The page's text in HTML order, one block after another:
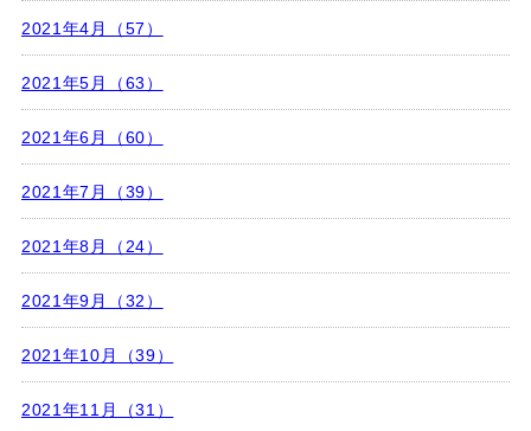
2021年4月（57）
2021年5月（63）
2021年6月（60）
2021年7月（39）
2021年8月（24）
2021年9月（32）
2021年10月（39）
2021年11月（31）